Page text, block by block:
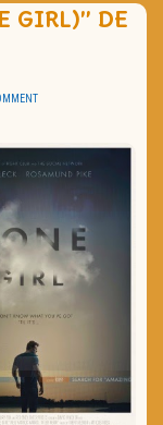
GIRL)” DE